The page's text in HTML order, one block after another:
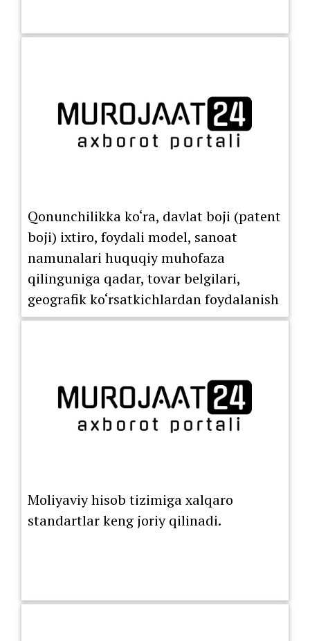
Qonunchilikka ko‘ra, davlat boji (patent
boji) ixtiro, foydali model, sanoat
namunalari huquqiy muhofaza
qilinguniga qadar, tovar belgilari,
geografik ko‘rsatkichlardan foydalanish
huquqini berish bo‘yicha litsenziya
Moliyaviy hisob tizimiga xalqaro
standartlar keng joriy qilinadi.